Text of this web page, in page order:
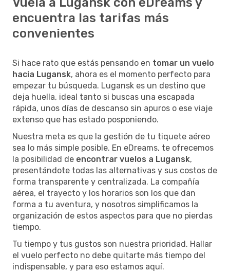
encuentra las tarifas más
convenientes
Si hace rato que estás pensando en tomar un vuelo
hacia Lugansk, ahora es el momento perfecto para
empezar tu búsqueda. Lugansk es un destino que
deja huella, ideal tanto si buscas una escapada
rápida, unos días de descanso sin apuros o ese viaje
extenso que has estado posponiendo.
Nuestra meta es que la gestión de tu tiquete aéreo
sea lo más simple posible. En eDreams, te ofrecemos
la posibilidad de encontrar vuelos a Lugansk,
presentándote todas las alternativas y sus costos de
forma transparente y centralizada. La compañía
aérea, el trayecto y los horarios son los que dan
forma a tu aventura, y nosotros simplificamos la
organización de estos aspectos para que no pierdas
tiempo.
Tu tiempo y tus gustos son nuestra prioridad. Hallar
el vuelo perfecto no debe quitarte más tiempo del
indispensable, y para eso estamos aquí.